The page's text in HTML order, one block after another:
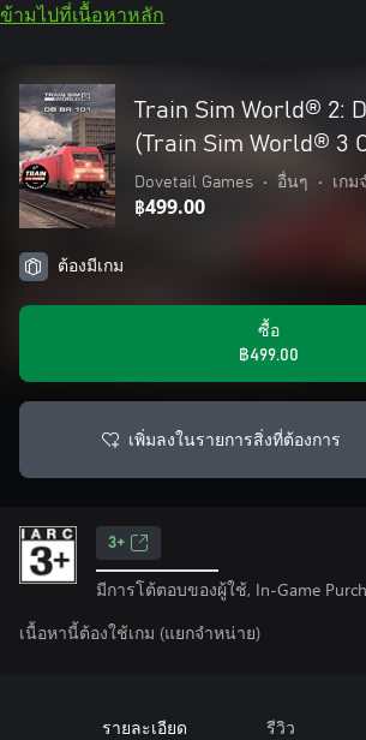
ข้ามไปที่เนื้อหาหลัก
Train Sim World® 2:
(Train Sim World® 3
Dovetail Games • อื่นๆ • เก
฿499.00
ต้องมีเกม
ซื้อ
฿499.00
เพิ่มลงในรายการสิ่งที่ต้องการ
3+
มีการโต้ตอบของผู้ใช้, In-Game
เนื้อหานี้ต้องใช้เกม (แยกจำหน่าย)
รายละเอียด รีวิว